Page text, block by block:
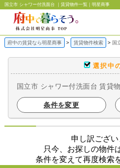
国立市 シャワー付洗面台 ｜賃貸物件一覧｜明星商事
府中の賃貸なら明星商事 賃貸物件検索 国
選択中
国立市 シャワー付洗面台 賃貸
条件を変更
申し訳ござい
只今、お探しの物件
条件を変えて再度検索